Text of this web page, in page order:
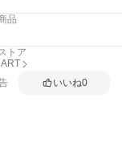
品
トア
いいね0